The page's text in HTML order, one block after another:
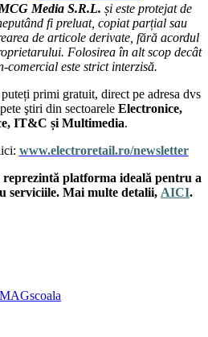
Media S.R.L. și este protejat de
fi preluat, copiat parțial sau
de articole derivate, fără acordul
Folosirea în alt scop decât
comercial este strict interzisă.
puteți primi gratuit, direct pe adresa dvs
ştiri din sectoarele Electronice,
IT&C și Multimedia.
www.electroretail.ro/newsletter
platforma ideală pentru a
serviciile. Mai multe detalii, AICI.
scoala